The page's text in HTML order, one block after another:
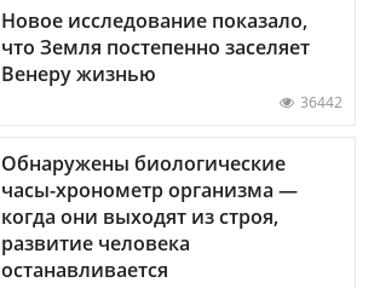
Новое исследование показало,
что Земля постепенно заселяет
Венеру жизнью
36442
Обнаружены биологические
часы-хронометр организма —
когда они выходят из строя,
развитие человека
останавливается